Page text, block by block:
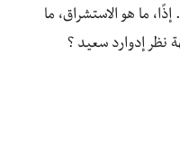
ما هو الاستشراق، ما
نظر إدوارد سعيد ؟